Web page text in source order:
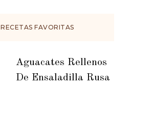
RECETAS FAVORITAS
Aguacates Rellenos
De Ensaladilla Rusa